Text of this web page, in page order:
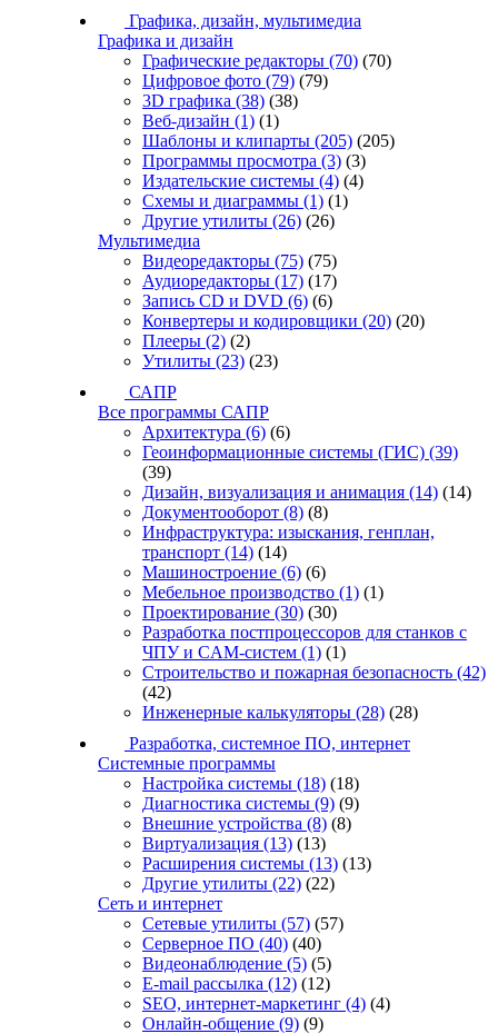
Графика, дизайн, мультимедиа
Графика и дизайн
Графические редакторы (70) (70)
Цифровое фото (79) (79)
3D графика (38) (38)
Веб-дизайн (1) (1)
Шаблоны и клипарты (205) (205)
Программы просмотра (3) (3)
Издательские системы (4) (4)
Схемы и диаграммы (1) (1)
Другие утилиты (26) (26)
Мультимедиа
Видеоредакторы (75) (75)
Аудиоредакторы (17) (17)
Запись CD и DVD (6) (6)
Конвертеры и кодировщики (20) (20)
Плееры (2) (2)
Утилиты (23) (23)
САПР
Все программы САПР
Архитектура (6) (6)
Геоинформационные системы (ГИС) (39)
(39)
Дизайн, визуализация и анимация (14) (14)
Документооборот (8) (8)
Инфраструктура: изыскания, генплан,
транспорт (14) (14)
Машиностроение (6) (6)
Мебельное производство (1) (1)
Проектирование (30) (30)
Разработка постпроцессоров для станков с
ЧПУ и CAM-систем (1) (1)
Строительство и пожарная безопасность (42)
(42)
Инженерные калькуляторы (28) (28)
Разработка, системное ПО, интернет
Системные программы
Настройка системы (18) (18)
Диагностика системы (9) (9)
Внешние устройства (8) (8)
Виртуализация (13) (13)
Расширения системы (13) (13)
Другие утилиты (22) (22)
Сеть и интернет
Сетевые утилиты (57) (57)
Серверное ПО (40) (40)
Видеонаблюдение (5) (5)
E-mail рассылка (12) (12)
SEO, интернет-маркетинг (4) (4)
Онлайн-общение (9) (9)